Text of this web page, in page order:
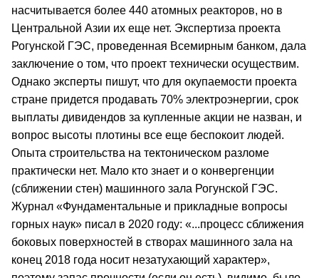
насчитывается более 440 атомных реакторов, но в
Центральной Азии их еще нет. Экспертиза проекта
Рогунской ГЭС, проведенная Всемирным банком, дала
заключение о том, что проект технически осуществим.
Однако эксперты пишут, что для окупаемости проекта
стране придется продавать 70% электроэнергии, срок
выплаты дивидендов за купленные акции не назван, и
вопрос высоты плотины все еще беспокоит людей.
Опыта строительства на тектоническом разломе
практически нет. Мало кто знает и о конвергенции
(сближении стен) машинного зала Рогунской ГЭС.
Журнал «Фундаментальные и прикладные вопросы
горных наук» писал в 2020 году: «...процесс сближения
боковых поверхностей в створах машинного зала на
конец 2018 года носит незатухающий характер»,